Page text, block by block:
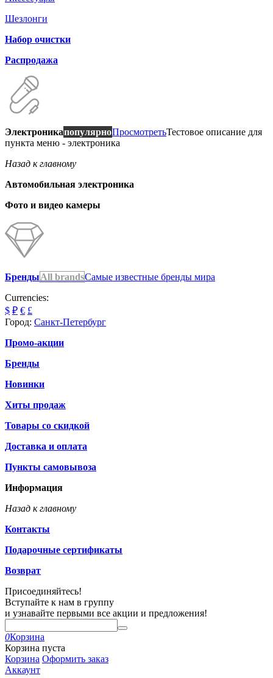
Шезлонги
Набор очистки
Распродажа
ЭлектроникапопулярноПросмотретьТестовое описание для
пункта меню - электроника
Назад к главному
Автомобильная электроника
Фото и видео камеры
БрендыAll brandsСамые известные бренды мира
Currencies:
$ ₽ € £
Город: Санкт-Петербург
Промо-акции
Бренды
Новинки
Хиты продаж
Товары со скидкой
Доставка и оплата
Пункты самовывоза
Информация
Назад к главному
Контакты
Подарочные сертификаты
Возврат
Присоединяйтесь!
Вступайте к нам в группу
и узнавайте первыми все акции и предложения!
0Корзина
Корзина пуста
Корзина Оформить заказ
Аккаунт